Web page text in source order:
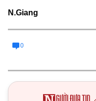
N.Giang
0